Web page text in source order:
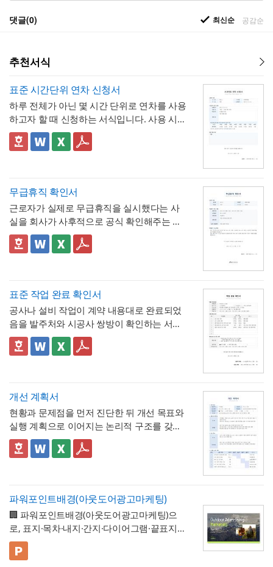
댓글(0) 최신순 공감순
추천서식
표준 시간단위 연차 신청서
하루 전체가 아닌 몇 시간 단위로 연차를 사용
하고자 할 때 신청하는 서식입니다. 사용 시간
을 연차 일수로 환산하는 기준표를 계약서 자
체에 포함하고 있어, 신청자와 승인자 모두 몇
✅ 이 서식의 구성 특징
며칠에 해당하는지"를 신청서 자체에서 바로
계산·검증 가능
- 사용시간을 "14:00~16:00(총 2시간)"처럼
시작·종료 시각과 총 시간을 함께 기재하도록
해, 반차보다 세분화된 시간 단위로 병원 진
료, 관공서 방문 등 짧은 용무에 유연하게 대
응
- "회사의 소정근로시간에 따라 차감기준은
달라질 수 있음"이라는 단서를 명시해, 하루 8
시간 근무가 아닌 사업장에서도 환산 기준을
조정해 적용할 수 있음을 안내
- 업무 특이사항란을 별도로 두어, 시간단위
연차 사용으로 인해 발생할 수 있는 업무 공백
표에 제시된 환산 기준은 1일 8시간(주 40시
간) 근무를 전제로 한 것이므로,소정근로시간
이 다른 사업장이라면 이 기준을 그대로 적용
근로시간이 7시간인 사업장이라면 1시간당
을 기준으로 별도의 환산표를 마련해두는 것
이 정확합니다. 또한 법정 연차휴가는 원칙적
으로 1일 단위 사용이 기본이며, 시간단위 사
용은 법적 의무사항이 아니라 회사가 취업규
칙 등을 통해 자율적으로 도입하는 제도이므
무급휴직 확인서
근로자가 실제로 무급휴직을 실시했다는 사
실을 회사가 사후적으로 공식 확인해주는 증
명서입니다. 휴직원(신청서)이 사전 승인 절차
를 위한 문서라면, 이 확인서는 이미 실시된
📣 이 서식의 구성 특징
한눈에 확인할 수 있도록 함
2. "급여 지급여부 : 무급(급여 미지급)"이라는
항목을 별도로 명시해, 이 휴직이 유급이 아닌
무급으로 처리되었음을 문서상 명확히 못박
음
3. "회사 내부 규정에 따른 휴직 기준이 적용
되었음을 확인한다"는 문구로, 이 무급휴직이
임의가 아니라 회사의 정식 내부 규정 절차를
거쳐 승인·실시되었음을 명시
4. 확인자(경영지원팀 담당자)의 서명과 회사
직인으로 마무리해, 근로자가 이 문서를 대외
무급휴직 확인서는
히 계산해 기재하는 것이 가장 중요합니다. 휴
직 시작일과 종료일을 실제 승인된 휴직원 내
실제 일수를 정확히 세어 기재해야 이후 급여
정" 등 적정 수준으로 기재하는 것이 일반적이
며, 필요한 경우에만 구체적인 사유를 명시하
는 것이 좋습니다. 이 확인서를 발급한 이후에
는 반드시 4대보험 관련 신고(납부예외 신청
등)가 함께 이루어졌는지 확인하고, 급여대장
표준 작업 완료 확인서
공사나 설비 작업이 계약 내용대로 완료되었
음을 발주처와 시공사 쌍방이 확인하는 서식
입니다. 작업항목별로 계획 수량과 완료 수량
을 나란히 대조하고, 하자 여부와 하자보증기
증할 수 있는 것이 특징입니다.
✅ 계획 대비 완료 수량 검증 및 하자 확인 관
다면 반드시 비고란에 그 사유(예 : 설계 변경,
현장 여건상 수량 조정 등)를 구체적으로 기재
해야 하며, 임의로 수량을 맞춰 기재하는 일이
없도록 해야 합니다. 하자여부를 "하자 없
음"으로 확인하는 경우에도 하자보증기간 내
에 새로운 하자가 발견될 수 있으므로, 이 확
두 명확히 인지하고 있어야 합니다.
💡 작성 팁
작업 완료 확인서는계획과 완료의 정확한 대
조가 가장 중요 하므로, 현장 실사를 통해 실제
완료된 개소·수량을 정확히 확인한 뒤 계획 수
고란에 그 사유를 구체적으로 남겨, 나중에 왜
수량 차이가 발생했는지 근거를 확인할 수 있
도록 하는 것이 중요합니다. 특이사항란에는
배선 등)과 그에 대한 처리 결과를 함께 기록
개선 계획서
현황과 문제점을 먼저 진단한 뒤 개선 목표와
실행 계획으로 이어지는 논리적 구조를 갖춘
업무 개선 보고서입니다. 개선분야를 IT·전산,
업무 프로세스, 안전, 품질 등으로 체크박스
👔 이 서식의 구성 특징
개선 과제를 하나의 표준 양식으로 통일 관리
가능
- 현황 및 문제점 섹션을 현황과 문제점으로
나누어 구성해, 단순 현상 나열이 아니라
개선이 필요한지 논리적 인과관계를 명확히
제시
- 개선 목표와 기대효과를 구분해, 무엇을 이
룰 것인지(목표)와 그 결과 무엇이 좋아지는지
(효과)를 별도로 서술함으로써 보고받는 결재
권자가
- 단계별 실행 계획표에 담당자와 주차별 일정
(0월0주~0월0주)을 매트릭스 형태로 배치해,
파워포인트배경(아웃도어광고마케팅)
🏢 파워포인트배경(아웃도어광고마케팅)으
로, 표지·목차·내지·간지·다이어그램·끝표지로
구성된 비즈니스 프레젠테이션 템플릿입니
다. 블랙 배경과 강렬한 라임그린 포인트 컬러
💡 사용 꿀팁